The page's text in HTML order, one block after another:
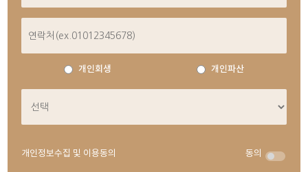
개인회생 개인파산
동의
개인정보수집 및 이용동의